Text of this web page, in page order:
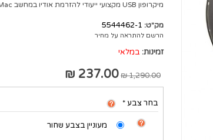
מיקרופון USB מקצועי ייעודי להזרמת אודיו במחשב Win / Mac.
מק"ט: 5544462-1
הרשם להתראה על מחיר
זמינות: במלאי
1,290.00 ₪
237.00 ₪
בחר צבע *
מעוניין בצבע שחור